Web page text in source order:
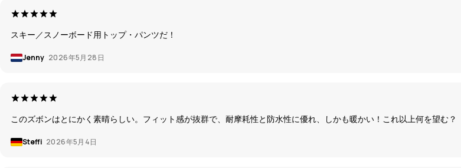
スキー／スノーボード用トップ・パンツだ！
Jenny 2026年5月28日
このズボンはとにかく素晴らしい。フィット感が抜群で、耐摩耗性と防水性に優れ、しかも暖かい！これ以上何を望む？
Steffi 2026年5月4日